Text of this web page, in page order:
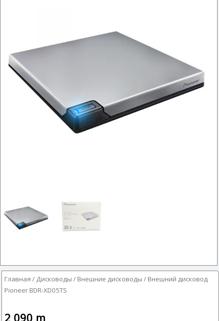
Главная / Дисководы / Внешние дисководы / Внешний дисковод
Pioneer BDR-XD05TS
2 090 m